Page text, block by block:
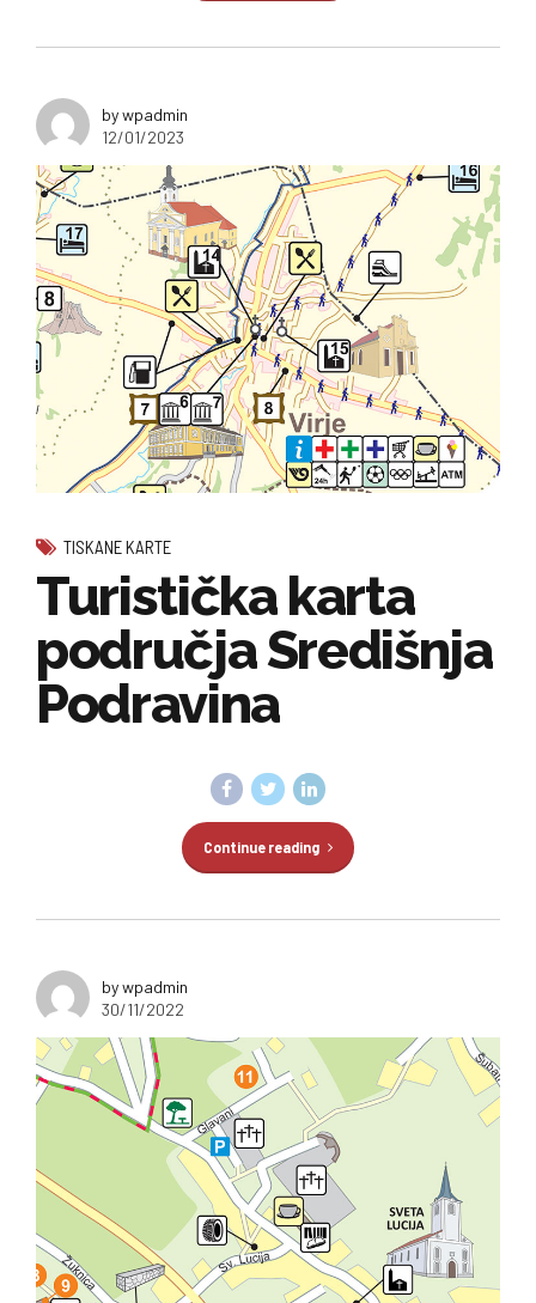
by wpadmin
12/01/2023
TISKANE KARTE
Turistička karta
područja Središnja
Podravina
Continue reading
by wpadmin
30/11/2022